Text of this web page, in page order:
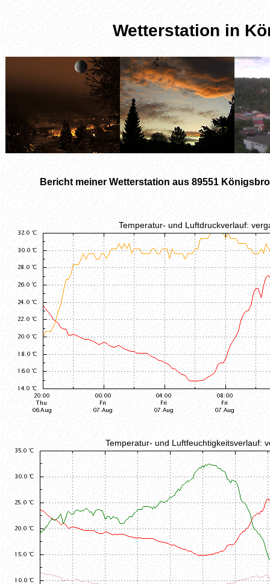
Wetterstation in
Bericht meiner Wetterstation aus 89551
Temperatur- und Luftdruckverlauf:
Temperatur- und Luftfeuchtigkeitsverlauf: